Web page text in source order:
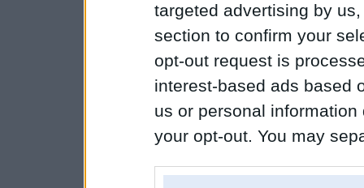
targeted advertising by
section to confirm your
opt-out request is
interest-based ads based
us or personal
your opt-out. You may